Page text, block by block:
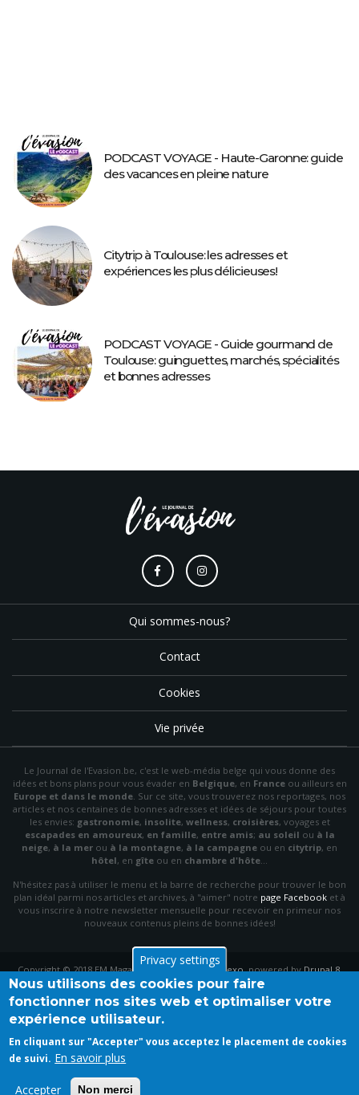
PODCAST VOYAGE - Haute-Garonne: guide
des vacances en pleine nature
Citytrip à Toulouse: les adresses et
expériences les plus délicieuses!
PODCAST VOYAGE - Guide gourmand de
Toulouse: guinguettes, marchés, spécialités
et bonnes adresses
Qui sommes-nous?
Contact
Cookies
Vie privée
Le Journal de l'Evasion.be, c'est le web-média belge qui vous donne des
idées et bons plans pour vous évader en Belgique, en Franceou ailleurs en
Europe et dans le monde. Sur ce site, vous trouverez nos reportages, nos
articles et nos centaines de bonnes adresses et idées de séjours pour toutes
les envies: gastronomie, insolite, wellness, croisières, voyages et
escapades en amoureux, en famille, entre amis; au soleil ou à la
neige, à la mer ou à la montagne, à la campagne ou en citytrip, en
hôtel, en gîte ou en chambre d'hôte…
N'hésitez pas à utiliser le menu et la barre de recherche pour trouver le bon
plan idéal parmi nos articles et archives, à "aimer" notre page Facebook et à
vous inscrire à notre newsletter mensuelle pour recevoir en primeur nos
nouveaux contenus pleins de bonnes idées!
Copyright © 2018 EM Magazine. Theme by PinkDexo, powered byDrupal 8.
Privacy settings
Nous utilisons des cookies pour faire
fonctionner nos sites web et optimaliser votre
expérience utilisateur.
En cliquant sur "Accepter" vous acceptez le placement de cookies
de suivi. En savoir plus
Accepter Non merci